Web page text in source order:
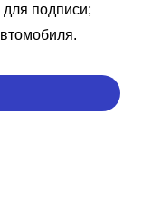
подписи;